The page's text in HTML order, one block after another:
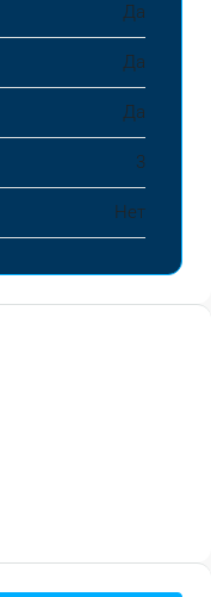
Да
Да
Да
3
Нет